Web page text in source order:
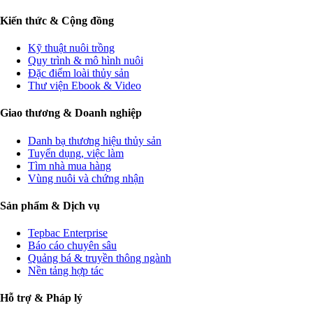
Kiến thức & Cộng đồng
Kỹ thuật nuôi trồng
Quy trình & mô hình nuôi
Đặc điểm loài thủy sản
Thư viện Ebook & Video
Giao thương & Doanh nghiệp
Danh bạ thương hiệu thủy sản
Tuyển dụng, việc làm
Tìm nhà mua hàng
Vùng nuôi và chứng nhận
Sản phẩm & Dịch vụ
Tepbac Enterprise
Báo cáo chuyên sâu
Quảng bá & truyền thông ngành
Nền tảng hợp tác
Hỗ trợ & Pháp lý